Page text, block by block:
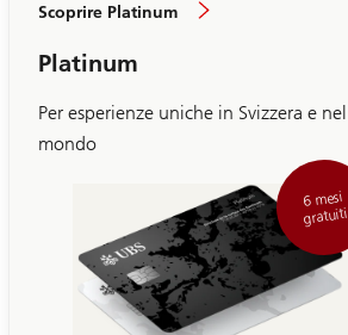
Platinum
Per esperienze uniche in Svizzera e nel
mondo
6 mesi
gratuiti
Scoprire Platinum